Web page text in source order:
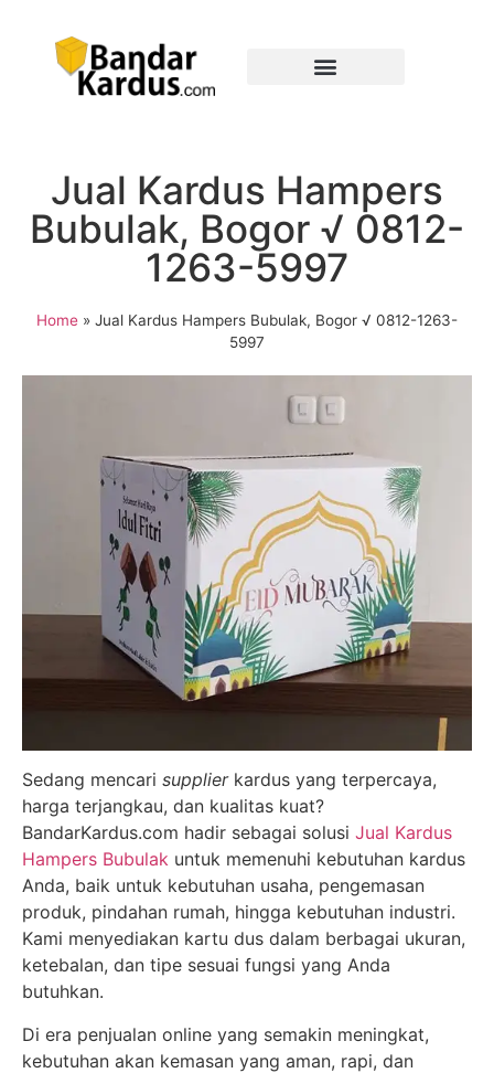
Jual Kardus Hampers
Bubulak, Bogor √ 0812-
1263-5997
Home » Jual Kardus Hampers Bubulak, Bogor √ 0812-1263-
5997
Sedang mencari supplierkardus yang terpercaya,
harga terjangkau, dan kualitas kuat?
BandarKardus.com hadir sebagai solusi Jual Kardus
Hampers Bubulak untuk memenuhi kebutuhan kardus
Anda, baik untuk kebutuhan usaha, pengemasan
produk, pindahan rumah, hingga kebutuhan industri.
Kami menyediakan kartu dus dalam berbagai ukuran,
ketebalan, dan tipe sesuai fungsi yang Anda
butuhkan.
Di era penjualan online yang semakin meningkat,
kebutuhan akan kemasan yang aman, rapi, dan